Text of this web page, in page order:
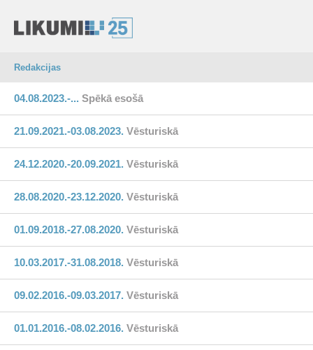
Redakcijas
04.08.2023.-... Spēkā esošā
21.09.2021.-03.08.2023. Vēsturiskā
24.12.2020.-20.09.2021. Vēsturiskā
28.08.2020.-23.12.2020. Vēsturiskā
01.09.2018.-27.08.2020. Vēsturiskā
10.03.2017.-31.08.2018. Vēsturiskā
09.02.2016.-09.03.2017. Vēsturiskā
01.01.2016.-08.02.2016. Vēsturiskā